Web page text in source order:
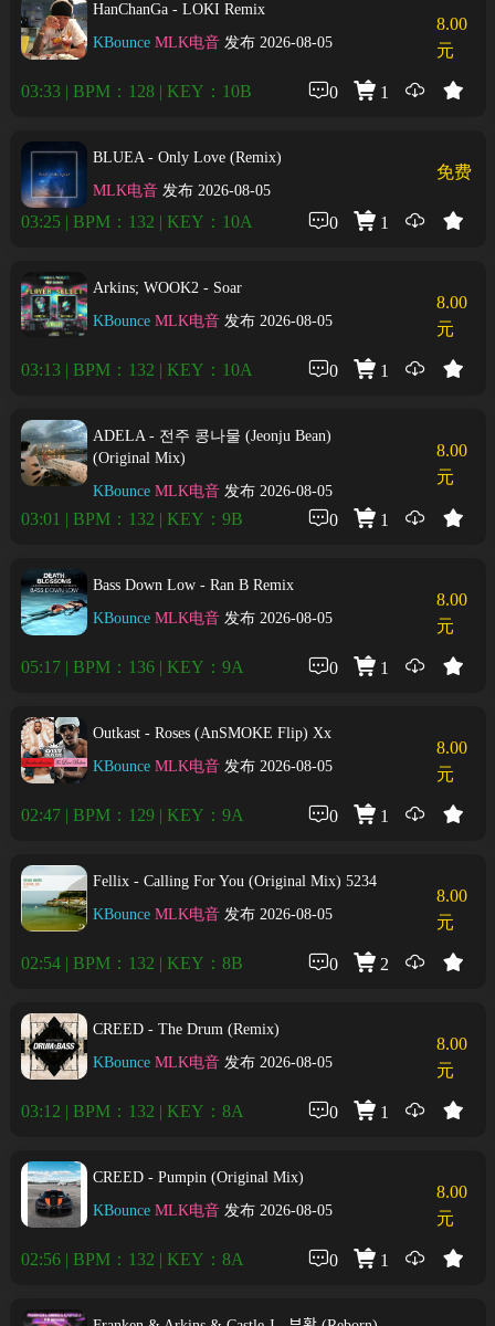
HanChanGa - LOKI Remix
KBounce MLK电音 发布 2026-08-05
8.00
元
03:33 | BPM：128 | KEY：10B 0 1
BLUEA - Only Love (Remix)
MLK电音 发布 2026-08-05
免费
03:25 | BPM：132 | KEY：10A 0 1
Arkins; WOOK2 - Soar
KBounce MLK电音 发布 2026-08-05
8.00
元
03:13 | BPM：132 | KEY：10A 0 1
ADELA - 전주 콩나물 (Jeonju Bean)
(Original Mix)
KBounce MLK电音 发布 2026-08-05
8.00
元
03:01 | BPM：132 | KEY：9B 0 1
Bass Down Low - Ran B Remix
KBounce MLK电音 发布 2026-08-05
8.00
元
05:17 | BPM：136 | KEY：9A 0 1
Outkast - Roses (AnSMOKE Flip) Xx
KBounce MLK电音 发布 2026-08-05
8.00
元
02:47 | BPM：129 | KEY：9A 0 1
Fellix - Calling For You (Original Mix) 5234
KBounce MLK电音 发布 2026-08-05
8.00
元
02:54 | BPM：132 | KEY：8B 0 2
CREED - The Drum (Remix)
KBounce MLK电音 发布 2026-08-05
8.00
元
03:12 | BPM：132 | KEY：8A 0 1
CREED - Pumpin (Original Mix)
KBounce MLK电音 发布 2026-08-05
8.00
元
02:56 | BPM：132 | KEY：8A 0 1